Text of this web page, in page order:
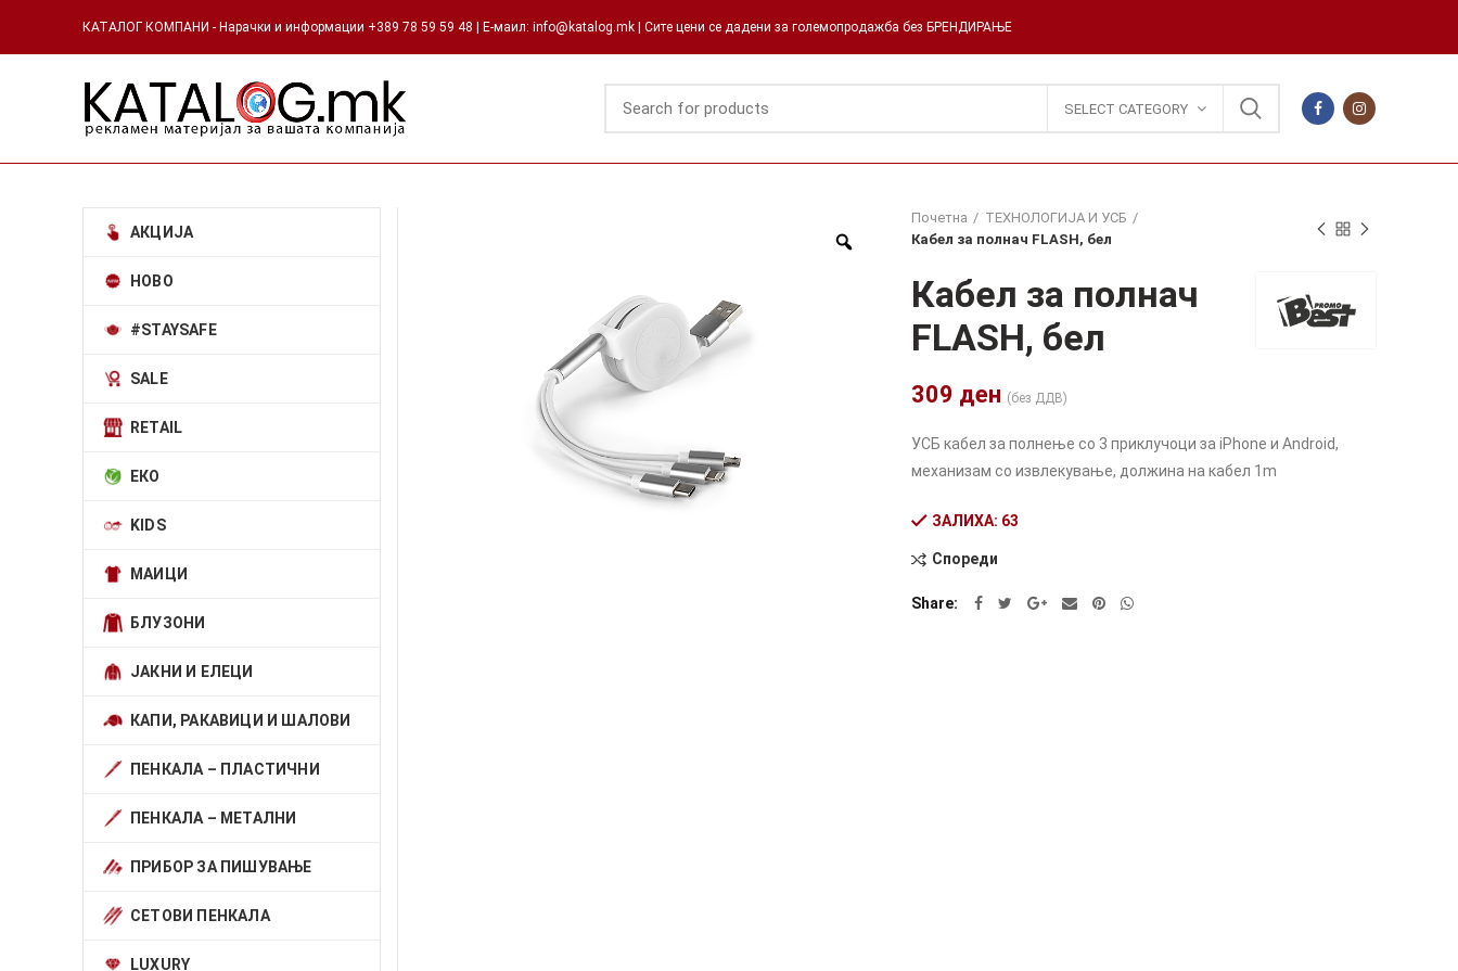
КАТАЛОГ КОМПАНИ - Нарачки и информации +389 78 59 59 48 | Е-маил: info@katalog.mk | Сите цени се дадени за големопродажба без БРЕНДИРАЊЕ
SELECT CATEGORY
Почетна
ТЕХНОЛОГИЈА И УСБ
Кабел за полнач FLASH, бел
Кабел за полнач
FLASH, бел
309 ден (без ДДВ)
УСБ кабел за полнење со 3 приклучоци за iPhone и Android,
механизам со извлекување, должина на кабел 1m
ЗАЛИХА: 63
Alternative:
Спореди
Share
АКЦИЈА
НОВО
#STAYSAFE
SALE
RETAIL
ЕКО
KIDS
МАИЦИ
БЛУЗОНИ
ЈАКНИ И ЕЛЕЦИ
КАПИ, РАКАВИЦИ И ШАЛОВИ
ПЕНКАЛА – ПЛАСТИЧНИ
ПЕНКАЛА – МЕТАЛНИ
ПРИБОР ЗА ПИШУВАЊЕ
СЕТОВИ ПЕНКАЛА
LUXURY